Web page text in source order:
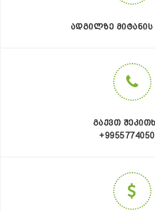
ᲐᲓᲒᲘᲚᲖᲔ ᲛᲘᲢᲐᲜᲘᲡ
ᲒᲐᲥᲕᲗ